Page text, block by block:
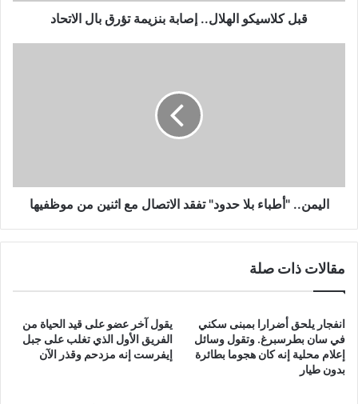
قبل كلاسيكو الهلال.. إصابة بنزيمة تؤرق بال الاتحاد
من
موظفيها
اليمن.. "أطباء بلا حدود" تفقد الاتصال مع اثنين من موظفيها
مقالات ذات صلة
انفجار يلحق أضرارا بمبنى سكني
في سان بطرسبرغ. وتقول وسائل
إعلام محلية إنه كان هجوما بطائرة
بدون طيار
يقول آخر عضو على قيد الحياة من
الفريق الأول الذي تغلب على جبل
إيفرست إنه مزدحم وقذر الآن